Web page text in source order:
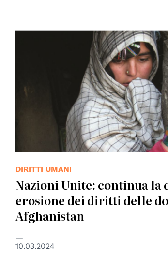
DIRITTI UMANI
Nazioni Unite: continua la
erosione dei diritti delle
Afghanistan
10.03.2024